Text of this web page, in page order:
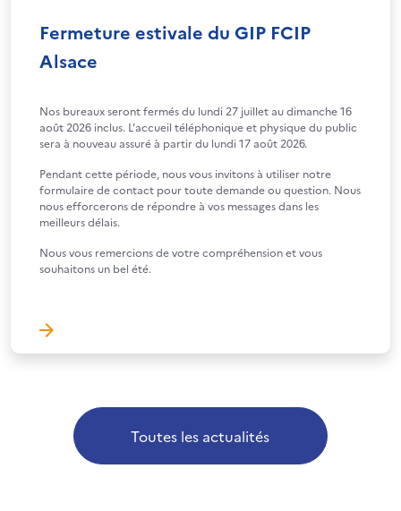
Fermeture estivale du GIP FCIP
Alsace
Nos bureaux seront fermés du lundi 27 juillet au dimanche 16
août 2026 inclus. L’accueil téléphonique et physique du public
sera à nouveau assuré à partir du lundi 17 août 2026.
Pendant cette période, nous vous invitons à utiliser notre
formulaire de contact pour toute demande ou question. Nous
nous efforcerons de répondre à vos messages dans les
meilleurs délais.
Nous vous remercions de votre compréhension et vous
souhaitons un bel été.
Toutes les actualités